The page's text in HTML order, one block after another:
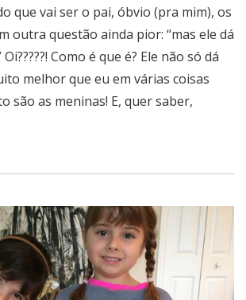
que vai ser o pai, óbvio (pra mim), os
outra questão ainda pior: “mas ele dá
Como é que é? Ele não só dá
melhor que eu em várias coisas
são as meninas! E, quer saber,